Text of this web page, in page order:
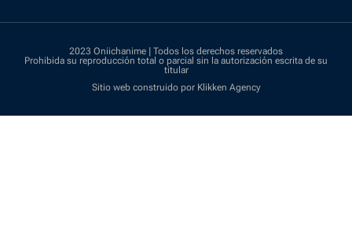
2023 Oniichanime | Todos los derechos reservados
Prohibida su reproducción total o parcial sin la autorización escrita de su
titular
Sitio web construido por Klikken Agency